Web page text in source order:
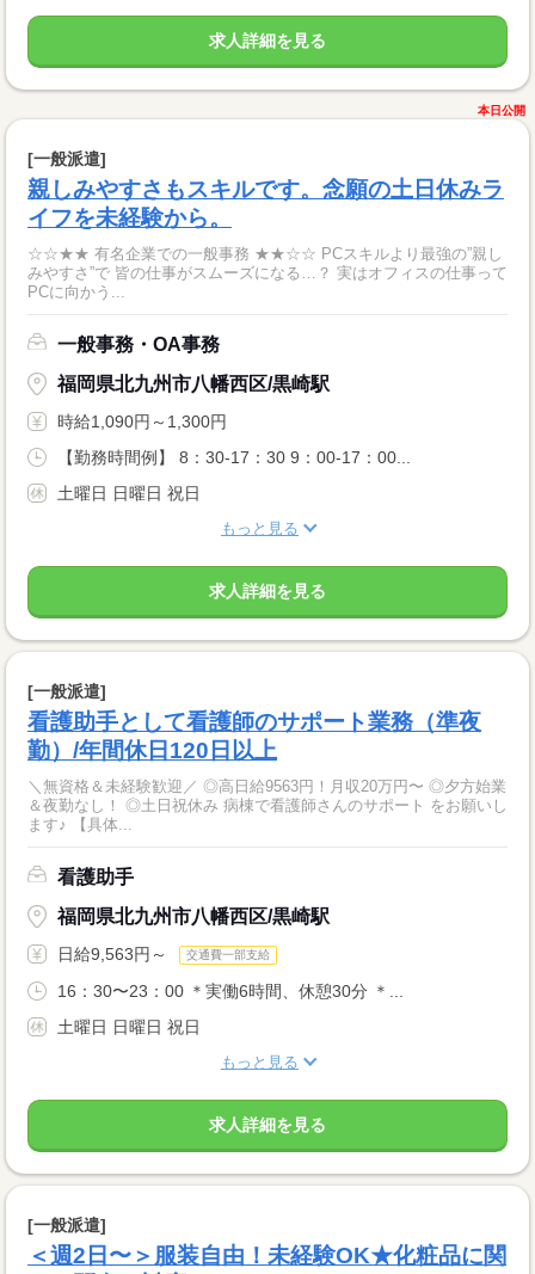
求人詳細を見る
本日公開
[一般派遣]
親しみやすさもスキルです。念願の土日休みラ
イフを未経験から。
☆☆★★ 有名企業での一般事務 ★★☆☆ PCスキルより最強の”親し
みやすさ”で 皆の仕事がスムーズになる…？ 実はオフィスの仕事って
PCに向かう...
一般事務・OA事務
福岡県北九州市八幡西区/黒崎駅
時給1,090円～1,300円
【勤務時間例】 8：30-17：30 9：00-17：00...
土曜日 日曜日 祝日
もっと見る
求人詳細を見る
[一般派遣]
看護助手として看護師のサポート業務（準夜
勤）/年間休日120日以上
＼無資格＆未経験歓迎／ ◎高日給9563円！月収20万円〜 ◎夕方始業
＆夜勤なし！ ◎土日祝休み 病棟で看護師さんのサポート をお願いし
ます♪ 【具体...
看護助手
福岡県北九州市八幡西区/黒崎駅
日給9,563円～ 交通費一部支給
16：30〜23：00 ＊実働6時間、休憩30分 ＊...
土曜日 日曜日 祝日
もっと見る
求人詳細を見る
[一般派遣]
＜週2日〜＞服装自由！未経験OK★化粧品に関